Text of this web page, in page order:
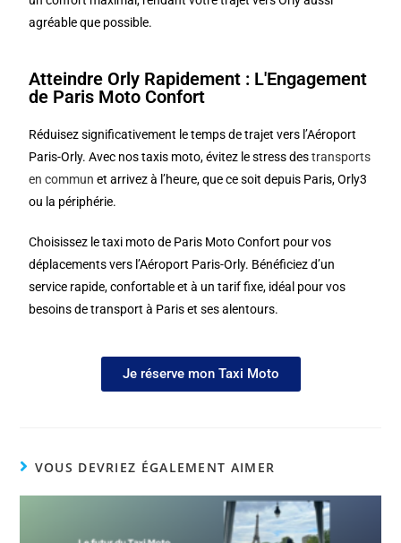
agréable que possible.
Atteindre Orly Rapidement : L'Engagement
de Paris Moto Confort
Réduisez significativement le temps de trajet vers l’Aéroport
Paris-Orly. Avec nos taxis moto, évitez le stress destransports
en commun et arrivez à l’heure, que ce soit depuis Paris, Orly3
ou la périphérie.
Choisissez le taxi moto de Paris Moto Confort pour vos
déplacements vers l’Aéroport Paris-Orly. Bénéficiez d’un
service rapide, confortable et à un tarif fixe, idéal pour vos
besoins de transport à Paris et ses alentours.
Je réserve mon Taxi Moto
VOUS DEVRIEZ ÉGALEMENT AIMER